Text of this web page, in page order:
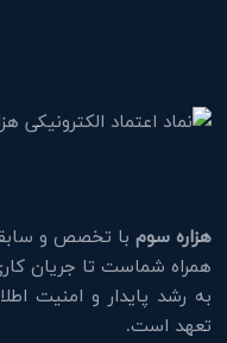
هزاره سوم با تخصص و
همراه شماست تا جریان
به رشد پایدار و امنیت
تعهد است.